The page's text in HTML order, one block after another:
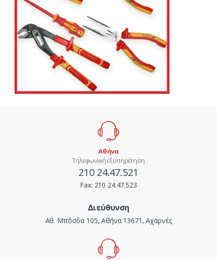
Αθήνα
Τηλεφωνική εξυπηρέτηση
210 24.47.521
Fax: 210 24.47.523
Διεύθυνση
Αθ. Μπόσδα 105, Αθήνα 13671, Αχαρνές